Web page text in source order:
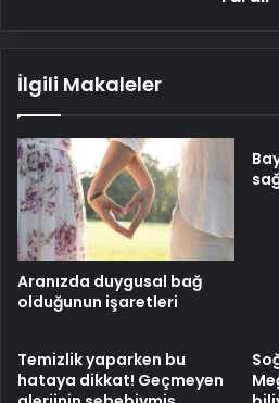
İlgili Makaleler
Aranızda duygusal bağ
olduğunun işaretleri
Temizlik yaparken bu
hataya dikkat! Geçmeyen